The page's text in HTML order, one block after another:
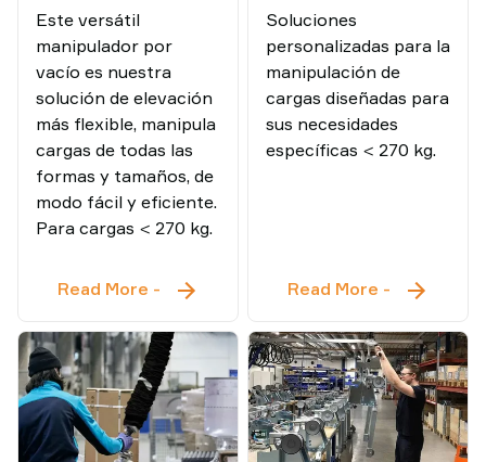
Este versátil
manipulador por
vacío es nuestra
solución de elevación
más flexible, manipula
cargas de todas las
formas y tamaños, de
modo fácil y eficiente.
Para cargas < 270 kg.
Read More -
Manipulador
cargas
por
vacío
ergonómico
Soluciones
personalizadas para la
manipulación de
cargas diseñadas para
sus necesidades
específicas < 270 kg.
Read More -
cargas